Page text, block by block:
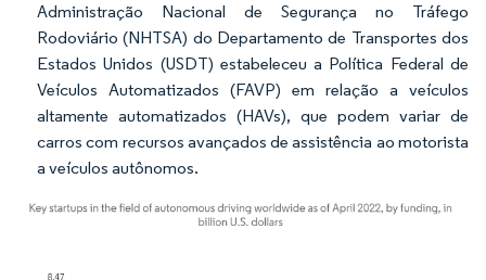
Administração Nacional de Segurança no Tráfego
Rodoviário (NHTSA) do Departamento de Transportes dos
Estados Unidos (USDT) estabeleceu a Política Federal de
Veículos Automatizados (FAVP) em relação a veículos
altamente automatizados (HAVs), que podem variar de
carros com recursos avançados de assistência ao motorista
a veículos autônomos.